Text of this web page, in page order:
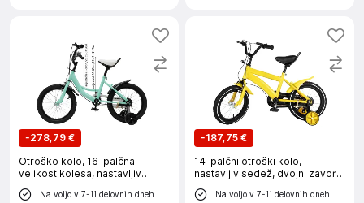
-278,79 €
Otroško kolo, 16-palčna
velikost kolesa, nastavljiv
sedež in krmilo, zelena 16 Zoll
Na voljo v 7-11 delovnih dneh
-187,75 €
14-palčni otroški kolo,
nastavljiv sedež, dvojni zavorni
sistem, rumena
Na voljo v 7-11 delovnih dneh